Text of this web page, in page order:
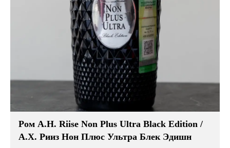
Ром A.H. Riise Non Plus Ultra Black Edition /
А.Х. Рииз Нон Плюс Ультра Блек Эдишн